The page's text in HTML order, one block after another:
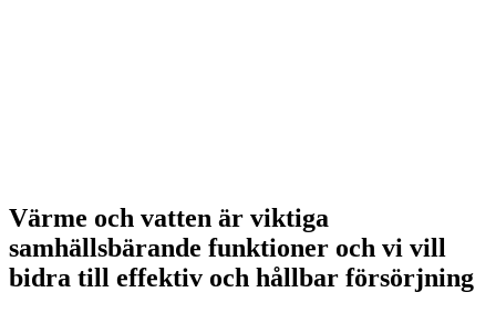
Värme och vatten är viktiga
samhällsbärande funktioner och vi vill
bidra till effektiv och hållbar försörjning